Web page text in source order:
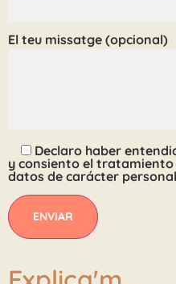
El teu missatge (opcional)
Declaro haber
y consiento el tratamiento
datos de carácter personal